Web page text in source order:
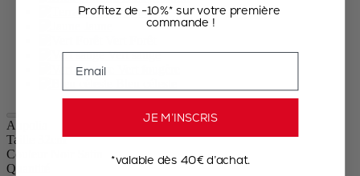
Terracotta
Vert sauge
Appolia
Taille
32cm
Couleur
Quantité
Profitez de -10%* sur votre première
commande !
JE M’INSCRIS
*valable dès 40€ d’achat.